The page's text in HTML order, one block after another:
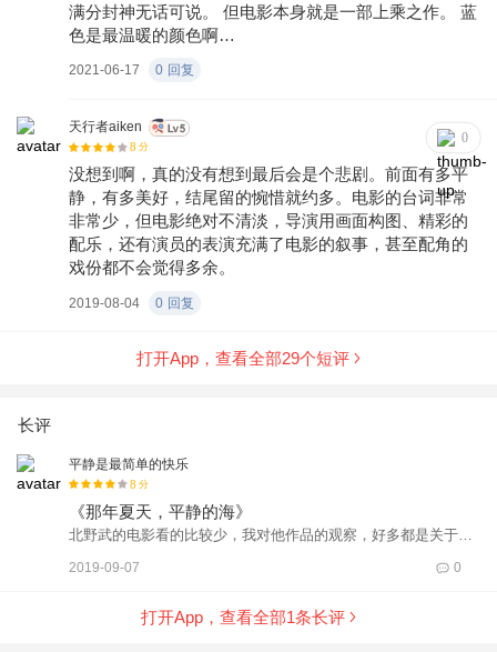
满分封神无话可说。 但电影本身就是一部上乘之作。 蓝
色是最温暖的颜色啊…
2021-06-17 0 回复
天行者aiken
8 分
0
没想到啊，真的没有想到最后会是个悲剧。前面有多平
静，有多美好，结尾留的惋惜就约多。电影的台词非常
非常少，但电影绝对不清淡，导演用画面构图、精彩的
配乐，还有演员的表演充满了电影的叙事，甚至配角的
戏份都不会觉得多余。
2019-08-04 0 回复
打开App，查看全部29个短评
长评
平静是最简单的快乐
8 分
《那年夏天，平静的海》
北野武的电影看的比较少，我对他作品的观察，好多都是关于绑
架都凸显出北野武电影的基本功扎实，看出他对于电影画面有很
2019-09-07 0
打开App，查看全部1条长评